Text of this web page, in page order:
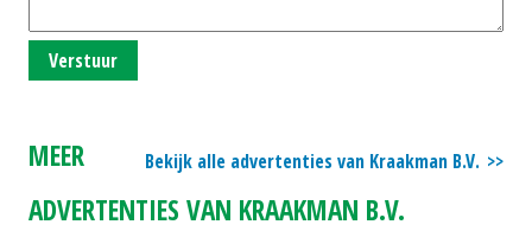
Verstuur
Bekijk alle advertenties van Kraakman B.V.
MEER
ADVERTENTIES VAN KRAAKMAN B.V.